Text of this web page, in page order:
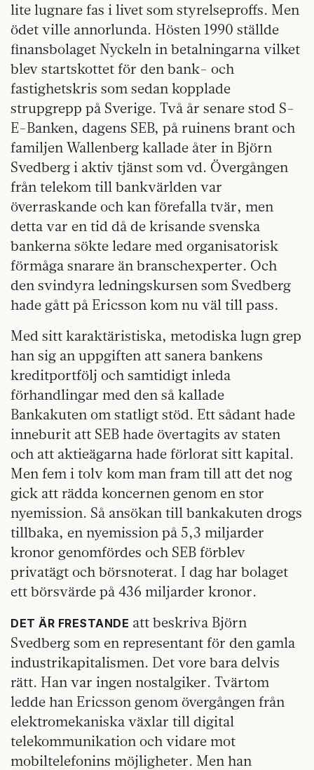
lite lugnare fas i livet som styrelseproffs. Men
ödet ville annorlunda. Hösten 1990 ställde
finansbolaget Nyckeln in betalningarna vilket
blev startskottet för den bank- och
fastighetskris som sedan kopplade
strupgrepp på Sverige. Två år senare stod S-
E-Banken, dagens SEB, på ruinens brant och
familjen Wallenberg kallade åter in Björn
Svedberg i aktiv tjänst som vd. Övergången
från telekom till bankvärlden var
överraskande och kan förefalla tvär, men
detta var en tid då de krisande svenska
bankerna sökte ledare med organisatorisk
förmåga snarare än branschexperter. Och
den svindyra ledningskursen som Svedberg
hade gått på Ericsson kom nu väl till pass.
Med sitt karaktäristiska, metodiska lugn grep
han sig an uppgiften att sanera bankens
kreditportfölj och samtidigt inleda
förhandlingar med den så kallade
Bankakuten om statligt stöd. Ett sådant hade
inneburit att SEB hade övertagits av staten
och att aktieägarna hade förlorat sitt kapital.
Men fem i tolv kom man fram till att det nog
gick att rädda koncernen genom en stor
nyemission. Så ansökan till bankakuten drogs
tillbaka, en nyemission på 5,3 miljarder
kronor genomfördes och SEB förblev
privatägt och börsnoterat. I dag har bolaget
ett börsvärde på 436 miljarder kronor.
DET ÄR FRESTANDE att beskriva Björn
Svedberg som en representant för den gamla
industrikapitalismen. Det vore bara delvis
rätt. Han var ingen nostalgiker. Tvärtom
ledde han Ericsson genom övergången från
elektromekaniska växlar till digital
telekommunikation och vidare mot
mobiltelefonins möjligheter. Men han